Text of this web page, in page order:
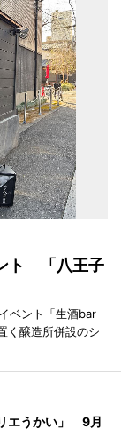
ト 「八王子
ベント「生酒bar
く醸造所併設のシ
エうかい」 9月